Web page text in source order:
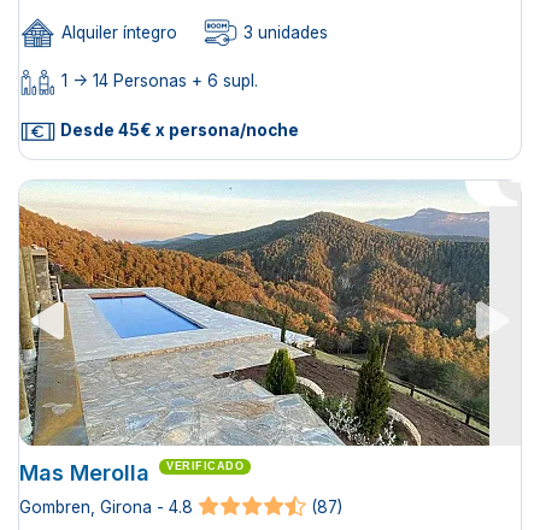
Alquiler íntegro 3 unidades
1 -> 14 Personas + 6 supl.
Desde 45€ x persona/noche
Mas Merolla VERIFICADO
Gombren, Girona - 4.8 (87)